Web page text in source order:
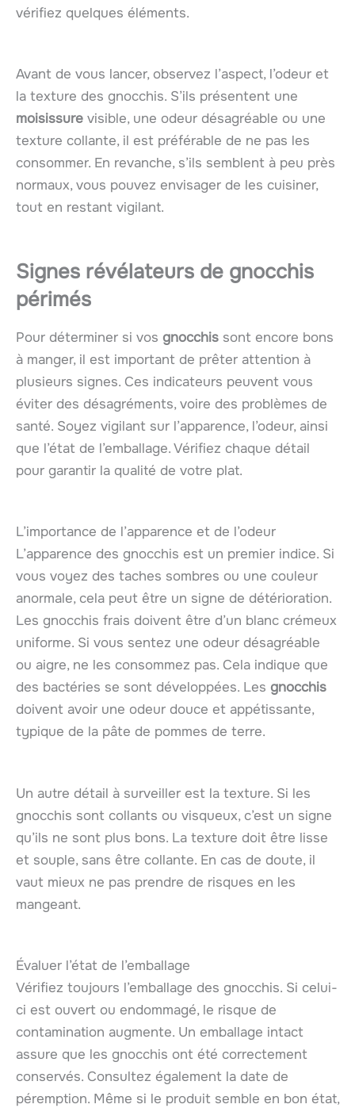
vérifiez quelques éléments.
Avant de vous lancer, observez l’aspect, l’odeur et
la texture des gnocchis. S’ils présentent une
moisissure visible, une odeur désagréable ou une
texture collante, il est préférable de ne pas les
consommer. En revanche, s’ils semblent à peu près
normaux, vous pouvez envisager de les cuisiner,
tout en restant vigilant.
Signes révélateurs de gnocchis
périmés
Pour déterminer si vos gnocchis sont encore bons
à manger, il est important de prêter attention à
plusieurs signes. Ces indicateurs peuvent vous
éviter des désagréments, voire des problèmes de
santé. Soyez vigilant sur l’apparence, l’odeur, ainsi
que l’état de l’emballage. Vérifiez chaque détail
pour garantir la qualité de votre plat.
L’importance de l’apparence et de l’odeur
L’apparence des gnocchis est un premier indice. Si
vous voyez des taches sombres ou une couleur
anormale, cela peut être un signe de détérioration.
Les gnocchis frais doivent être d’un blanc crémeux
uniforme. Si vous sentez une odeur désagréable
ou aigre, ne les consommez pas. Cela indique que
des bactéries se sont développées. Les gnocchis
doivent avoir une odeur douce et appétissante,
typique de la pâte de pommes de terre.
Un autre détail à surveiller est la texture. Si les
gnocchis sont collants ou visqueux, c’est un signe
qu’ils ne sont plus bons. La texture doit être lisse
et souple, sans être collante. En cas de doute, il
vaut mieux ne pas prendre de risques en les
mangeant.
Évaluer l’état de l’emballage
Vérifiez toujours l’emballage des gnocchis. Si celui-
ci est ouvert ou endommagé, le risque de
contamination augmente. Un emballage intact
assure que les gnocchis ont été correctement
conservés. Consultez également la date de
péremption. Même si le produit semble en bon état,